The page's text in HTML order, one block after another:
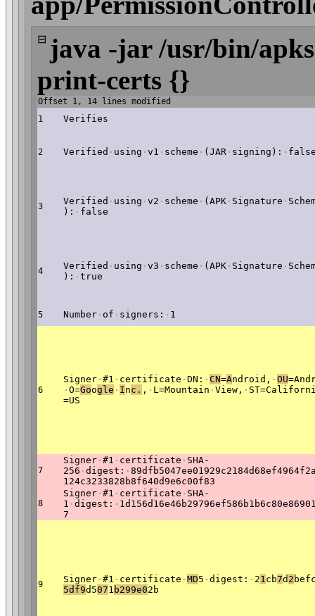
⊟ java -jar /usr/bin/
print-certs {}
Offset 1, 14 lines modified
1
Verifies
2 Verified · using · v1 · scheme · (JAR · signing): ·
3 Verified · using · v2 · scheme · (APK · Signature ·
): · false
4 Verified · using · v3 · scheme · (APK · Signature ·
): · true
5 Number · of · signers: · 1
6
Signer · #1 · certificate · DN: · CN=Android, · OU
· O=Google · Inc. , · L=Mountain · View, ·
=US
7
Signer · #1 · certificate · SHA-
256 · digest: ·
124c3233828b8f640d9e6c00f83
8
Signer · #1 · certificate · SHA-
1 · digest: ·
7
9 Signer · #1 · certificate · MD5 · digest: · 21cb7d 2
5df9d5071 b299e02b